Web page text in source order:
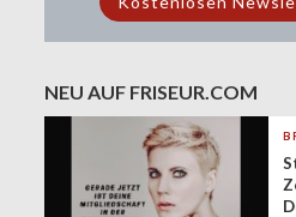
NEU AUF FRISEUR.COM